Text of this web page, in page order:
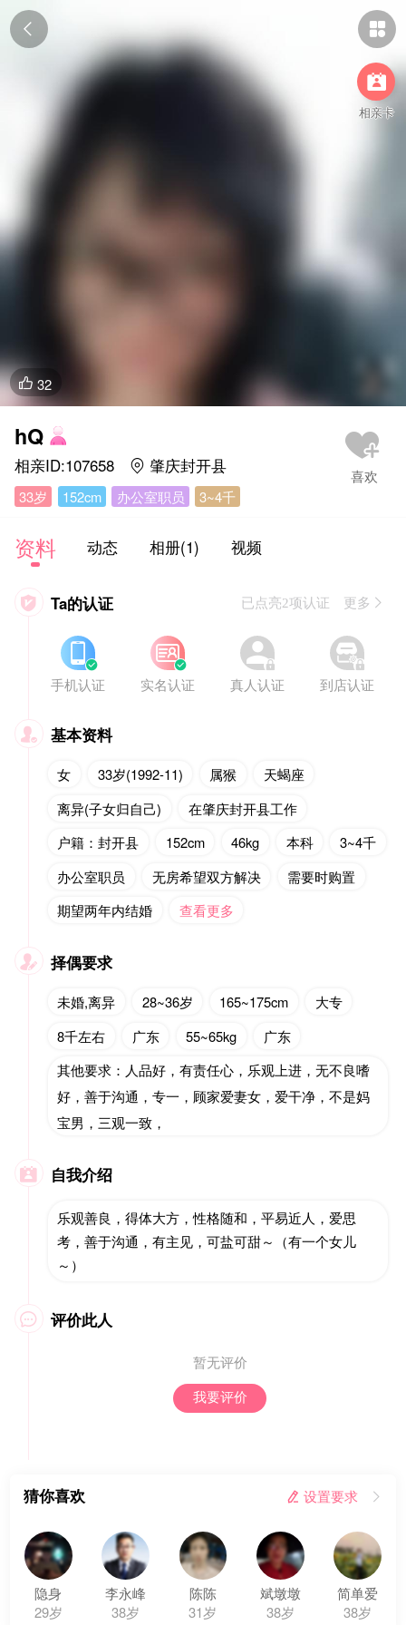
 

相亲卡
 32
hQ
相亲ID:107658  肇庆封开县
33岁 152cm 办公室职员 3~4千
资料 动态 相册(1) 视频
 Ta的认证 已点亮2项认证 更多


手机认证


实名认证


真人认证


到店认证
 基本资料
女 33岁(1992-11) 属猴
天蝎座
离异(子女归自己)
在肇庆封开县工作
户籍：封开县
152cm 46kg 本科
3~4千
办公室职员
无房希望双方解决
需要时购置
期望两年内结婚
查看更多
 择偶要求
未婚,离异 28~36岁 165~175cm
大专
8千左右
广东 55~65kg
广东
其他要求：人品好，有责任心，乐观上进，无不良嗜
好，善于沟通，专一，顾家爱妻女，爱干净，不是妈
宝男，三观一致，
 自我介绍
乐观善良，得体大方，性格随和，平易近人，爱思
考，善于沟通，有主见，可盐可甜～（有一个女儿
～）
 评价此人
暂无评价
我要评价
猜你喜欢  设置要求 
隐身
29岁
李永峰
38岁
陈陈
31岁
斌墩墩
38岁
简单爱
38岁